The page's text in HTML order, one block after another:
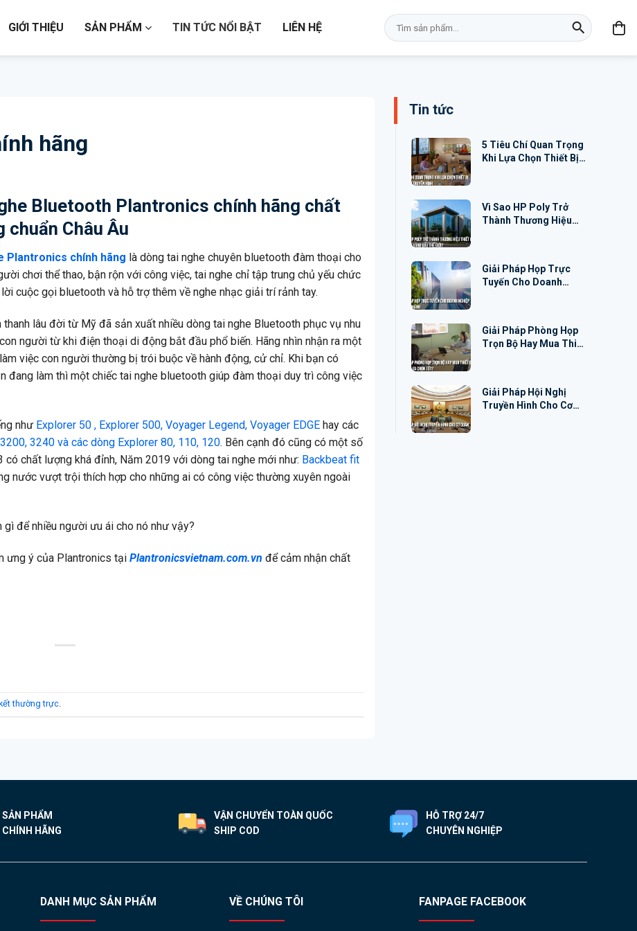
GIỚI THIỆU SẢN PHẨM TIN TỨC NỔI BẬT LIÊN HỆ
Tìm
kiếm:
hãng
Bluetooth Plantronics chính hãng chất
chuẩn Châu Âu
Plantronics chính hãng là dòng tai nghe chuyên bluetooth đàm thoại cho
chơi thể thao, bận rộn với công việc, tai nghe chỉ tập trung chủ yếu chức
cuộc gọi bluetooth và hỗ trợ thêm về nghe nhạc giải trí rảnh tay.
thanh lâu đời từ Mỹ đã sản xuất nhiều dòng tai nghe Bluetooth phục vụ nhu
người từ khi điện thoại di động bắt đầu phổ biến. Hãng nhìn nhận ra một
việc con người thường bị trói buộc về hành động, cử chỉ. Khi bạn có
đang làm thì một chiếc tai nghe bluetooth giúp đàm thoại duy trì công việc
như Explorer 50 , Explorer 500, Voyager Legend, Voyager EDGE hay các
3240 và các dòng Explorer 80, 110, 120. Bên cạnh đó cũng có một số
chất lượng khá đỉnh, Năm 2019 với dòng tai nghe mới như: Backbeat fit
nước vượt trội thích hợp cho những ai có công việc thường xuyên ngoài
để nhiều người ưu ái cho nó như vậy?
ưng ý của Plantronics tại Plantronicsvietnam.com.vn để cảm nhận chất
thường trực.
Tin tức
5 Tiêu Chí Quan Trọng
Khi Lựa Chọn Thiết Bị
Vì Sao HP Poly Trở
Thành Thương Hiệu
Giải Pháp Họp Trực
Tuyến Cho Doanh
Giải Pháp Phòng Họp
Trọn Bộ Hay Mua Thiết
Giải Pháp Hội Nghị
Truyền Hình Cho Cơ
SẢN PHẨM
CHÍNH HÃNG
VẬN CHUYỂN TOÀN QUỐC
SHIP COD
HỖ TRỢ 24/7
CHUYÊN NGHIỆP
DANH MỤC SẢN PHẨM VỀ CHÚNG TÔI FANPAGE FACEBOOK